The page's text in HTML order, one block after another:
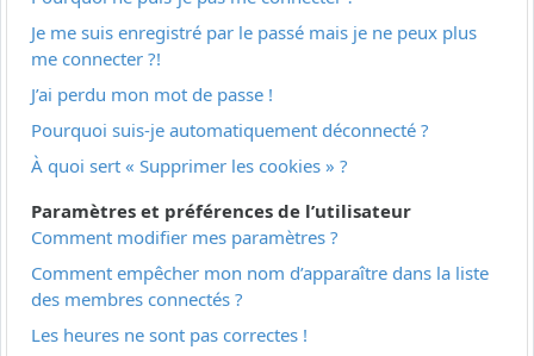
Je me suis enregistré par le passé mais je ne peux plus
me connecter ?!
J’ai perdu mon mot de passe !
Pourquoi suis-je automatiquement déconnecté ?
À quoi sert « Supprimer les cookies » ?
Paramètres et préférences de l’utilisateur
Comment modifier mes paramètres ?
Comment empêcher mon nom d’apparaître dans la liste
des membres connectés ?
Les heures ne sont pas correctes !